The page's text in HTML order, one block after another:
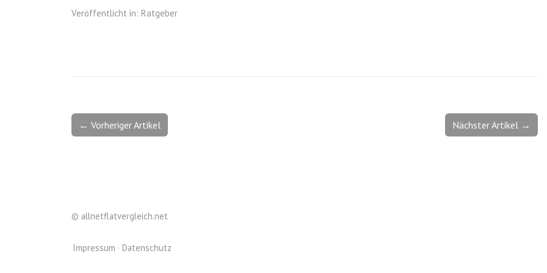
Veröffentlicht in: Ratgeber
Nächster Artikel →
← Vorheriger Artikel
© allnetflatvergleich.net
Impressum Datenschutz